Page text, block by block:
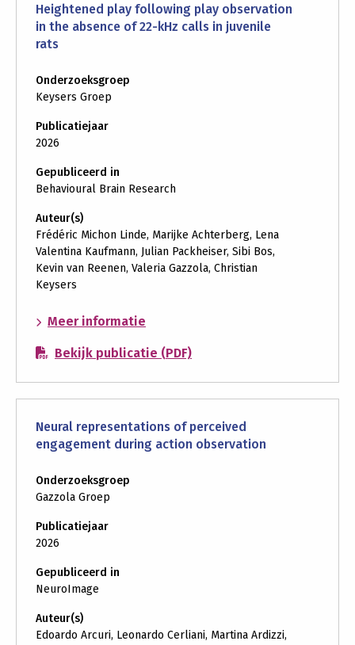
Heightened play following play observation
in the absence of 22-kHz calls in juvenile
rats
Onderzoeksgroep
Keysers Groep
Publicatiejaar
2026
Gepubliceerd in
Behavioural Brain Research
Auteur(s)
Frédéric Michon Linde, Marijke Achterberg, Lena
Valentina Kaufmann, Julian Packheiser, Sibi Bos,
Kevin van Reenen, Valeria Gazzola, Christian
Keysers
Meer informatie
play
play
in
the
Bekijk publicatie (PDF)
Neural representations of perceived
engagement during action observation
Onderzoeksgroep
Gazzola Groep
Publicatiejaar
2026
Gepubliceerd in
NeuroImage
Auteur(s)
Edoardo Arcuri, Leonardo Cerliani, Martina Ardizzi,